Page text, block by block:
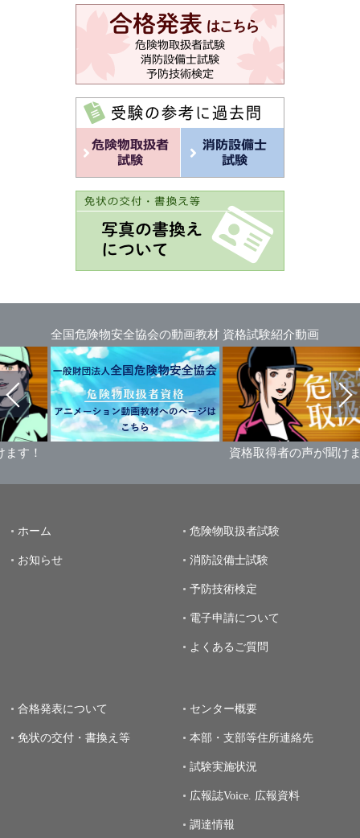
安全協会の動画教材 資格試験紹介動画
資格取得者の声が聞けます！ 資格取得
ホーム
お知らせ
危険物取扱者試験
消防設備士試験
予防技術検定
電子申請について
よくあるご質問
合格発表について
免状の交付・書換え等
センター概要
本部・支部等住所連絡先
試験実施状況
広報誌Voice. 広報資料
調達情報